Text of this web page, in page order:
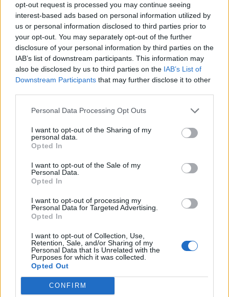
opt-out request is processed you may continue seeing
interest-based ads based on personal information utilized by
us or personal information disclosed to third parties prior to
your opt-out. You may separately opt-out of the further
disclosure of your personal information by third parties on the
IAB’s list of downstream participants. This information may
also be disclosed by us to third parties on the IAB’s List of
Downstream Participants that may further disclose it to other
Personal Data Processing Opt Outs
I want to opt-out of the Sharing of my
personal data.
Opted In
I want to opt-out of the Sale of my
Personal Data.
Opted In
I want to opt-out of processing my
Personal Data for Targeted Advertising.
Opted In
I want to opt-out of Collection, Use,
Retention, Sale, and/or Sharing of my
Personal Data that Is Unrelated with the
Purposes for which it was collected.
Opted Out
CONFIRM
Sutinku sutaisyklėmis
This site is protected by
reCAPTCHA and the Google
Privacy PolicyandTerms of
Serviceapply.
TAIP PAT SKAITYKITE